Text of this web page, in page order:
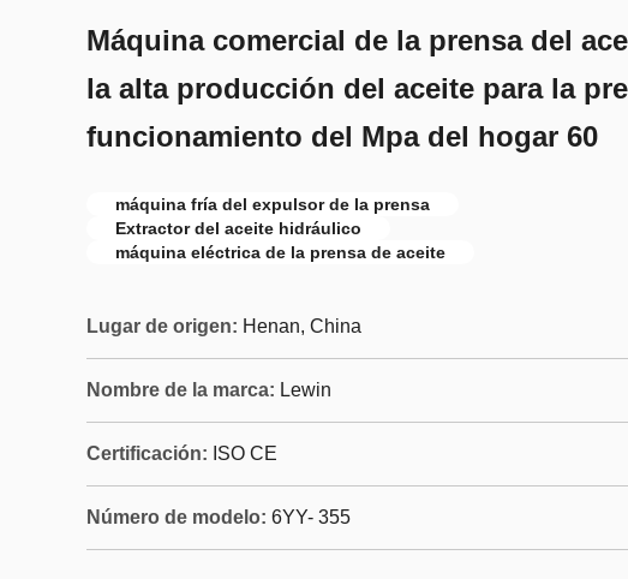
Máquina comercial de la prensa del
la alta producción del aceite para la
funcionamiento del Mpa del hogar 60
máquina fría del expulsor de la prensa
Extractor del aceite hidráulico
máquina eléctrica de la prensa de aceite
Lugar de origen: Henan, China
Nombre de la marca: Lewin
Certificación: ISO CE
Número de modelo: 6YY- 355